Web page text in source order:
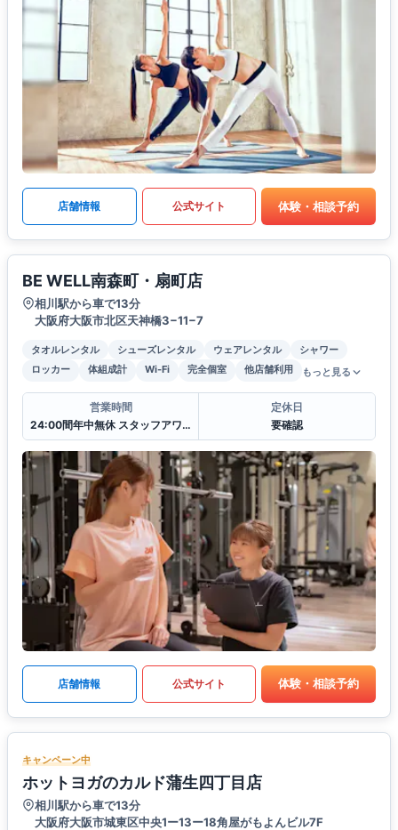
店舗情報 公式サイト 体験・相談予約
BE WELL南森町・扇町店
相川駅から車で13分
大阪府大阪市北区天神橋3−11−7
タオルレンタル シューズレンタル ウェアレンタル
シャワー
ロッカー
体組成計 Wi-Fi 完全個室 他店舗利用 もっと見る
営業時間
24:00間年中無休 スタッフアワー(11:00〜22:00)
定休日
要確認
店舗情報 公式サイト 体験・相談予約
キャンペーン中
ホットヨガのカルド蒲生四丁目店
相川駅から車で13分
大阪府大阪市城東区中央1ー13ー18角屋がもよんビル7F